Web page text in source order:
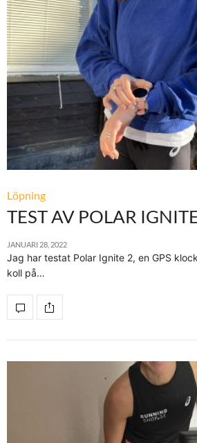
Löpning
TEST AV POLAR
JANUARI 28, 2022
Jag har testat Polar Ignite 2, en GPS
koll på…